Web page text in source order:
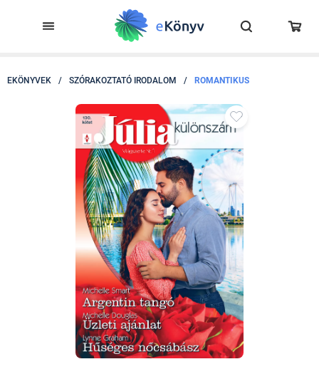
EKÖNYVEK / SZÓRAKOZTATÓ IRODALOM / ROMANTIKUS